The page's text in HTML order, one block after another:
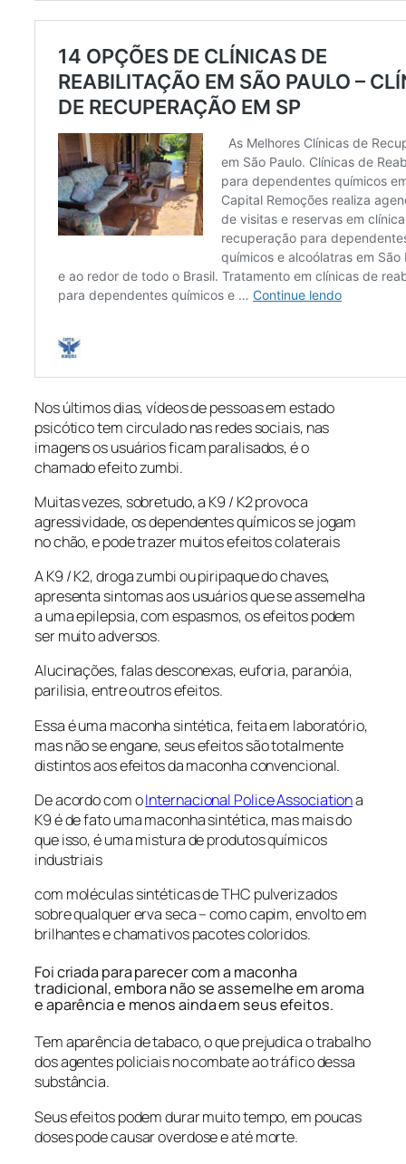
Nos últimos dias, vídeos de pessoas em estado
psicótico tem circulado nas redes sociais, nas
imagens os usuários ficam paralisados, é o
chamado efeito zumbi.
Muitas vezes, sobretudo, a K9 / K2 provoca
agressividade, os dependentes químicos se jogam
no chão, e pode trazer muitos efeitos colaterais
A K9 / K2, droga zumbi ou piripaque do chaves,
apresenta sintomas aos usuários que se assemelha
a uma epilepsia, com espasmos, os efeitos podem
ser muito adversos.
Alucinações, falas desconexas, euforia, paranóia,
parilisia, entre outros efeitos.
Essa é uma maconha sintética, feita em laboratório,
mas não se engane, seus efeitos são totalmente
distintos aos efeitos da maconha convencional.
De acordo com oInternacional Police Associationa
K9 é de fato uma maconha sintética, mas mais do
que isso, é uma mistura de produtos químicos
industriais
com moléculas sintéticas de THC pulverizados
sobre qualquer erva seca – como capim, envolto em
brilhantes e chamativos pacotes coloridos.
Foi criada para parecer com a maconha
tradicional, embora não se assemelhe em aroma
e aparência e menos ainda em seus efeitos.
Tem aparência de tabaco, o que prejudica o trabalho
dos agentes policiais no combate ao tráfico dessa
substância.
Seus efeitos podem durar muito tempo, em poucas
doses pode causar overdose e até morte.